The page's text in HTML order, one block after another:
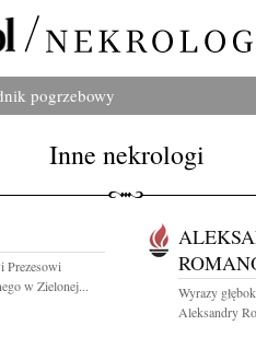
pogrzebowy
Inne nekrologi
Prezesowi
w Zielonej...
Wyrazy
Aleksandry